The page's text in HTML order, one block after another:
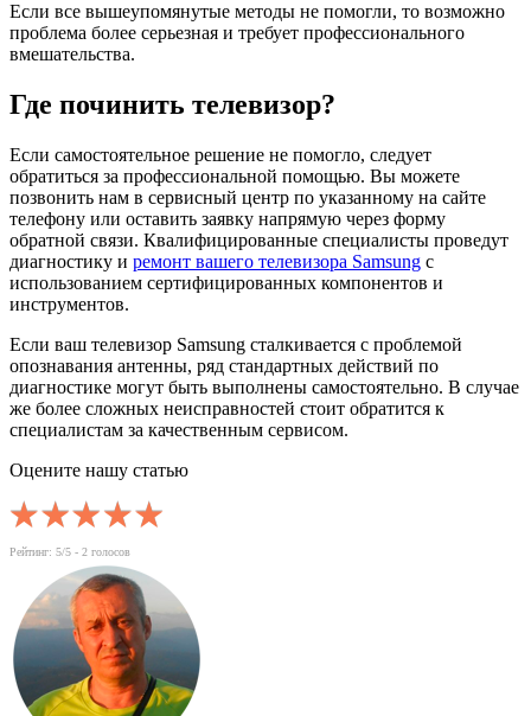
Если все вышеупомянутые методы не помогли, то возможно
проблема более серьезная и требует профессионального
вмешательства.
Где починить телевизор?
Если самостоятельное решение не помогло, следует
обратиться за профессиональной помощью. Вы можете
позвонить нам в сервисный центр по указанному на сайте
телефону или оставить заявку напрямую через форму
обратной связи. Квалифицированные специалисты проведут
диагностику и ремонт вашего телевизора Samsung с
использованием сертифицированных компонентов и
инструментов.
Если ваш телевизор Samsung сталкивается с проблемой
опознавания антенны, ряд стандартных действий по
диагностике могут быть выполнены самостоятельно. В случае
же более сложных неисправностей стоит обратится к
специалистам за качественным сервисом.
Оцените нашу статью
Рейтинг: 5/5 - 2 голосов